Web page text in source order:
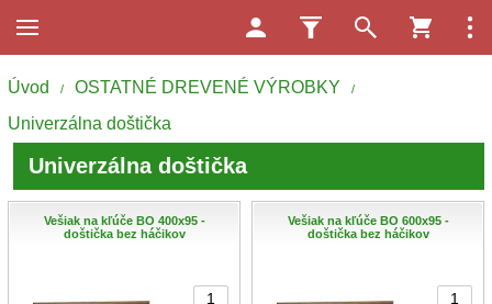
Úvod / OSTATNÉ DREVENÉ VÝROBKY /
Univerzálna doštička
Univerzálna doštička
Vešiak na kľúče BO 400x95 -
doštička bez háčikov
Vešiak na kľúče BO 600x95 -
doštička bez háčikov